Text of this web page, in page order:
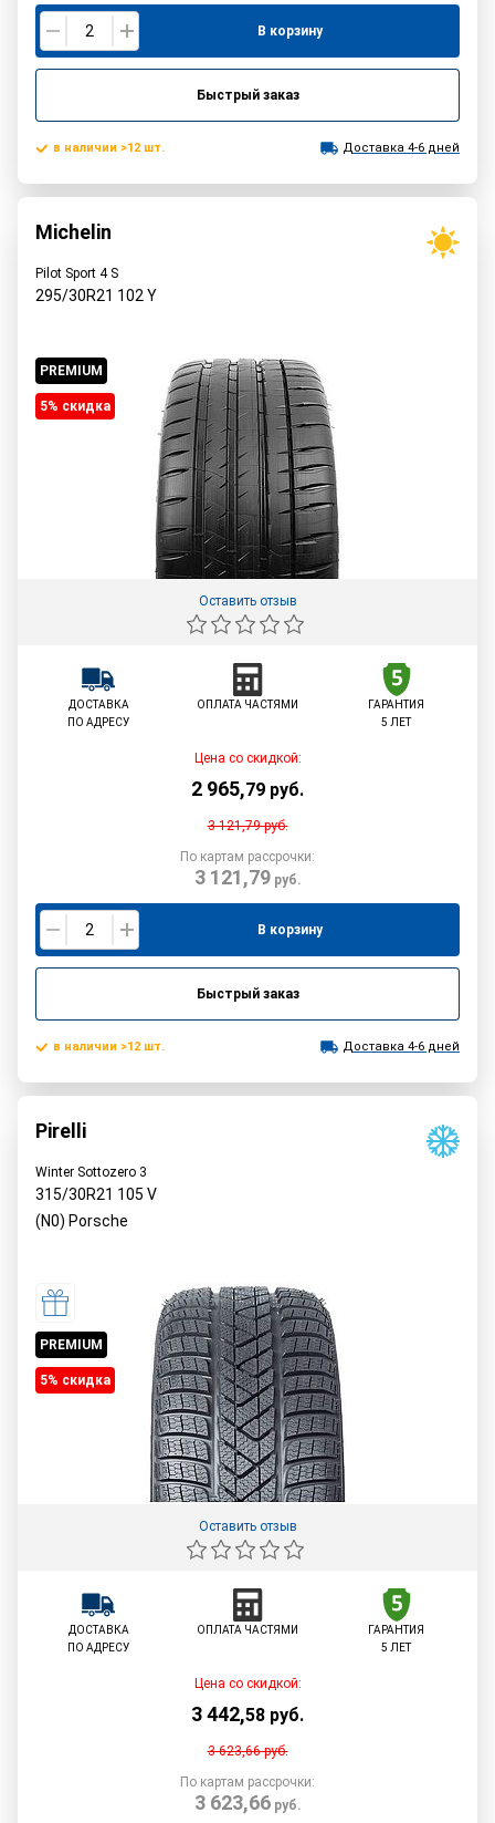
В корзину
Быстрый заказ
в наличии >12 шт. Доставка 4-6 дней
Michelin
Pilot Sport 4 S
295/30R21 102 Y
PREMIUM
5% cкидка
Оставить отзыв
ДОСТАВКА
ПО АДРЕСУ
ОПЛАТА ЧАСТЯМИ
ГАРАНТИЯ
5 ЛЕТ
Цена со скидкой:
2 965,79 руб.
3 121,79руб.
По картам рассрочки:
3 121,79руб.
В корзину
Быстрый заказ
в наличии >12 шт. Доставка 4-6 дней
Pirelli
Winter Sottozero 3
315/30R21 105 V
(N0) Porsche
PREMIUM
5% cкидка
Оставить отзыв
ДОСТАВКА
ПО АДРЕСУ
ОПЛАТА ЧАСТЯМИ
ГАРАНТИЯ
5 ЛЕТ
Цена со скидкой:
3 442,58 руб.
3 623,66руб.
По картам рассрочки:
3 623,66руб.